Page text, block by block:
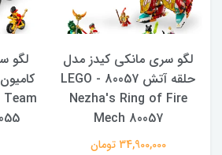
لگو سری مانکی کیدز مدل
حلقه آتش 80057 - LEGO
Nezha's Ring of Fire
Mech 80057
34,900,000 تومان
لگو
Team